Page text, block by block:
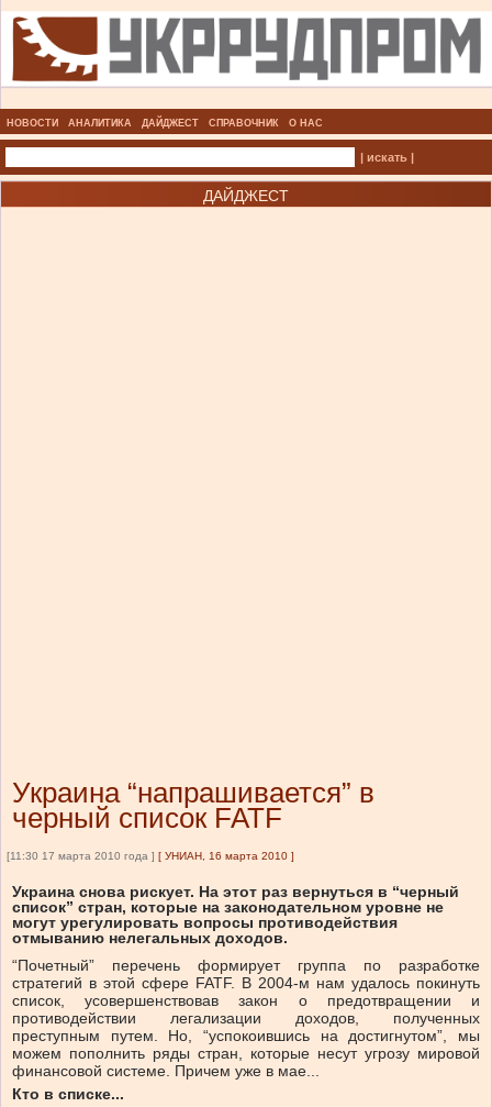
НОВОСТИ АНАЛИТИКА ДАЙДЖЕСТ СПРАВОЧНИК О НАС
| искать |
ДАЙДЖЕСТ
Украина “напрашивается” в
черный список FATF
[11:30 17 марта 2010 года ] [ УНИАН, 16 марта 2010 ]
Украина снова рискует. На этот раз вернуться в “черный
список” стран, которые на законодательном уровне не
могут урегулировать вопросы противодействия
отмыванию нелегальных доходов.
“Почетный” перечень формирует группа по разработке
стратегий в этой сфере FATF. В 2004-м нам удалось покинуть
список, усовершенствовав закон о предотвращении и
противодействии легализации доходов, полученных
преступным путем. Но, “успокоившись на достигнутом”, мы
можем пополнить ряды стран, которые несут угрозу мировой
финансовой системе. Причем уже в мае...
Кто в списке...